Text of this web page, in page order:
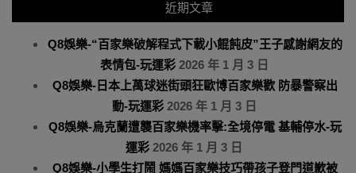
近期文章
Q8娛樂-“百家樂破解程式下載小餛飩皮”王子感謝網友的
表情包-玩運彩 2026 年 1 月 3 日
Q8娛樂-日本上萬球迷街頭狂歐博百家樂歡 防暴警察出
動-玩運彩 2026 年 1 月 3 日
Q8娛樂-烏克蘭遭襲百家樂機率擊:全境停電 基輔停水-玩
運彩 2026 年 1 月 3 日
Q8娛樂-小學生打鬧 媽媽百家樂技巧帶孩子登門道歉被